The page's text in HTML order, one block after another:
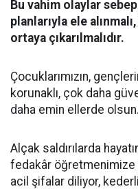
Bu vahim olaylar
planlarıyla ele
ortaya çıkarılmalıdır.
Çocuklarımızın,
korunaklı, çok daha
daha emin ellerde olsun.
Alçak saldırılarda
fedakâr öğretmenimize
acil şifalar diliyor,